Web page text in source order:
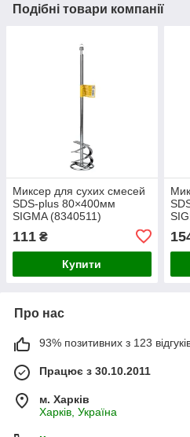
Подібні товари компанії
Миксер для сухих смесей
SDS-plus 80×400мм
SIGMA (8340511)
111 ₴
Купити
Про нас
93% позитивних з 123
Працює з 30.10.2011
м. Харків
Харків, Україна